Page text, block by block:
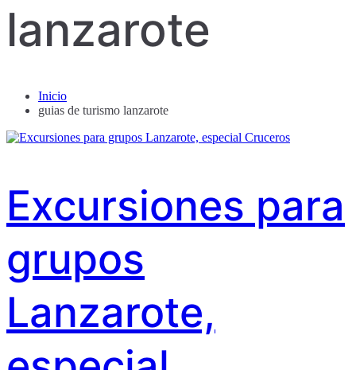
lanzarote
Inicio
guias de turismo lanzarote
Excursiones para
grupos
Lanzarote,